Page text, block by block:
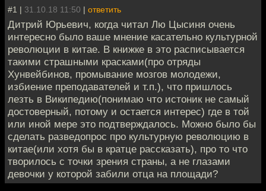
#1 | 31.10.18 11:50 | ответить
Дитрий Юрьевич, когда читал Лю Цысиня очень
интересно было ваше мнение касательно культурной
революции в китае. В книжке в это расписывается
такими страшными красками(про отряды
Хунвейбинов, промывание мозгов молодежи,
избиение преподавателей и т.п.), что пришлось
лезть в Википедию(понимаю что истоник не самый
достоверный, потому и остается интерес) где в той
или иной мере это подтверждалось. Можно было бы
сделать разведопрос про культурную революцию в
китае(или хотя бы в кратце рассказать), про то что
творилось с точки зрения страны, а не глазами
девочки у которой забили отца на площади?